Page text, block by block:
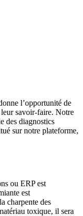
l’opportunité de
leur savoir-faire. Notre
des diagnostics
sur notre plateforme,
ou ERP est
est
charpente des
toxique, il sera